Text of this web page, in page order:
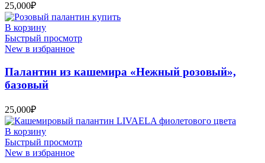
25,000₽
В корзину
Быстрый просмотр
New в избранное
Палантин из кашемира «Нежный розовый»,
базовый
25,000₽
В корзину
Быстрый просмотр
New в избранное